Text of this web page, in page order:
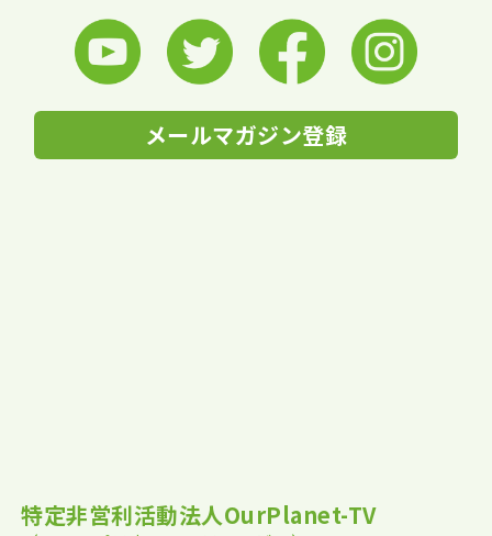
メールマガジン登録
特定非営利活動法人OurPlanet-TV